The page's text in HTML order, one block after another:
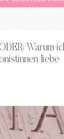
Warum
liebe